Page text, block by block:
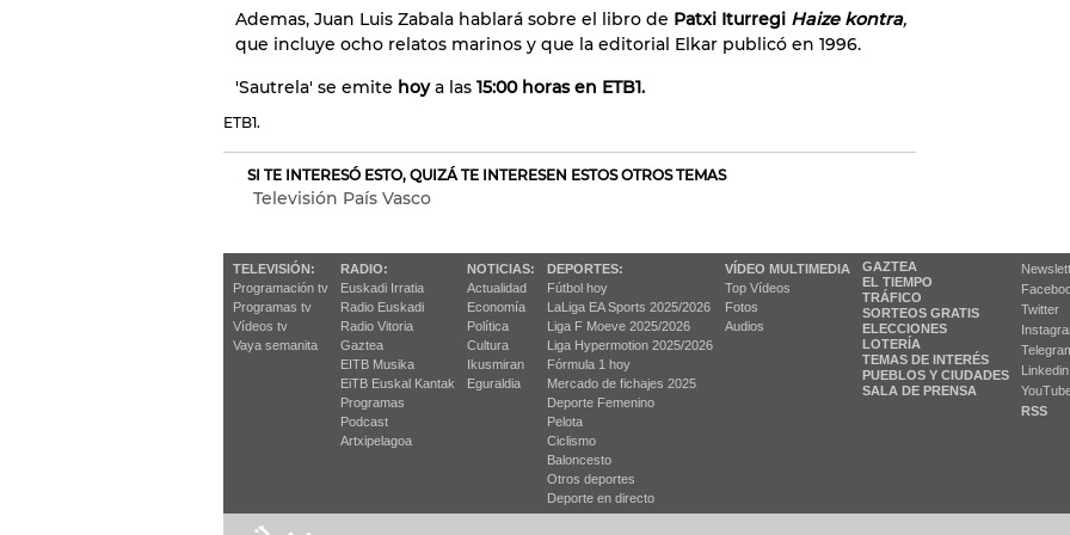
Ademas, Juan Luis Zabala hablará sobre el libro de Patxi Iturregi Haize kontra,
que incluye ocho relatos marinos y que la editorial Elkar publicó en 1996.
'Sautrela' se emite hoya las 15:00 horas en ETB1.
ETB1.
SI TE INTERESÓ ESTO, QUIZÁ TE INTERESEN ESTOS OTROS TEMAS
Televisión País Vasco
TELEVISIÓN:
Programación tv
Programas tv
Vídeos tv
Vaya semanita
RADIO:
Euskadi Irratia
Radio Euskadi
Radio Vitoria
Gaztea
EITB Musika
EiTB Euskal Kantak
Programas
Podcast
Artxipelagoa
NOTICIAS:
Actualidad
Economía
Política
Cultura
Ikusmiran
Eguraldia
DEPORTES:
Fútbol hoy
LaLiga EA Sports 2025/2026
Liga F Moeve 2025/2026
Liga Hypermotion 2025/2026
Fórmula 1 hoy
Mercado de fichajes 2025
Deporte Femenino
Pelota
Ciclismo
Baloncesto
Otros deportes
Deporte en directo
VÍDEO MULTIMEDIA
Top Vídeos
Fotos
Audios
GAZTEA
EL TIEMPO
TRÁFICO
SORTEOS GRATIS
ELECCIONES
LOTERÍA
TEMAS DE INTERÉS
PUEBLOS Y CIUDADES
SALA DE PRENSA
Twitter
Linkedin
RSS